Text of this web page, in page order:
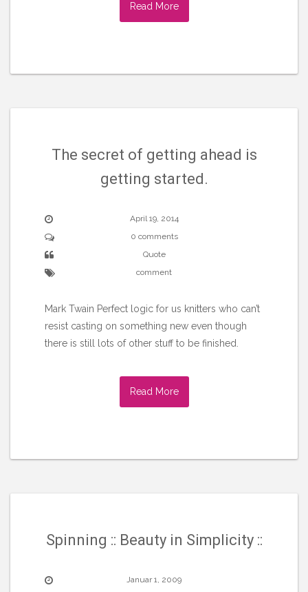
Read More
The secret of getting ahead is
getting started.
April 19, 2014
0 comments
Quote
comment
Mark Twain Perfect logic for us knitters who can’t
resist casting on something new even though
there is still lots of other stuff to be finished.
Read More
Spinning :: Beauty in Simplicity ::
Januar 1, 2009